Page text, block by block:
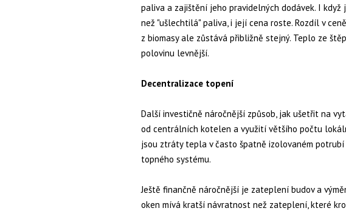
paliva a zajištění jeho pravidelných dodávek. I když
než "ušlechtilá" paliva, i její cena roste. Rozdíl v
z biomasy ale zůstává přibližně stejný. Teplo ze
polovinu levnější.
Decentralizace topení
Další investičně náročnější způsob, jak ušetřit na
od centrálních kotelen a využití většího počtu
jsou ztráty tepla v často špatně izolovaném
topného systému.
Ještě finančně náročnější je zateplení budov a
oken mívá kratší návratnost než zateplení, které